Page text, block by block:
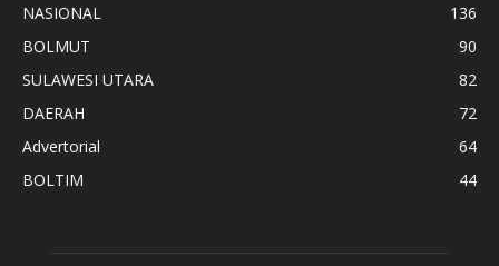
NASIONAL
136
BOLMUT
90
SULAWESI UTARA
82
DAERAH
72
Advertorial
64
BOLTIM
44